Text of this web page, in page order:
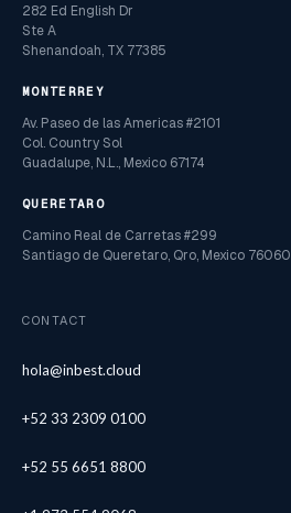
282 Ed English Dr
Ste A
Shenandoah, TX 77385
MONTERREY
Av. Paseo de las Americas #2101
Col. Country Sol
Guadalupe, N.L., Mexico 67174
QUERETARO
Camino Real de Carretas #299
Santiago de Queretaro, Qro, Mexico 76060
CONTACT
hola@inbest.cloud
+52 33 2309 0100
+52 55 6651 8800